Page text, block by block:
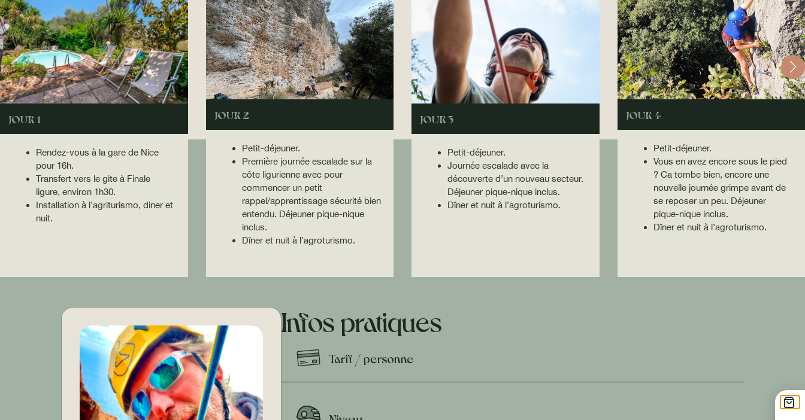
JOUR 1
Rendez-vous à la gare de Nice
pour 16h.
Transfert vers le gite à Finale
ligure, environ 1h30.
Installation à l’agriturismo, diner et
nuit.
JOUR 2
Petit-déjeuner.
Première journée escalade sur la
côte ligurienne avec pour
commencer un petit
rappel/apprentissage sécurité bien
entendu. Déjeuner pique-nique
inclus.
Dîner et nuit à l’agroturismo.
JOUR 3
Petit-déjeuner.
Journée escalade avec la
découverte d’un nouveau secteur.
Déjeuner pique-nique inclus.
Dîner et nuit à l’agroturismo.
JOUR 4
Petit-déjeuner.
Vous en avez encore sous le pied
? Ca tombe bien, encore une
nouvelle journée grimpe avant de
se reposer un peu. Déjeuner
pique-nique inclus.
Dîner et nuit à l’agroturismo.
Infos pratiques
Tarif / personne